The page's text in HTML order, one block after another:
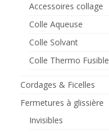
Accessoires collage
Colle Aqueuse
Colle Solvant
Colle Thermo Fusible
Cordages & Ficelles
Fermetures à glissière
Invisibles